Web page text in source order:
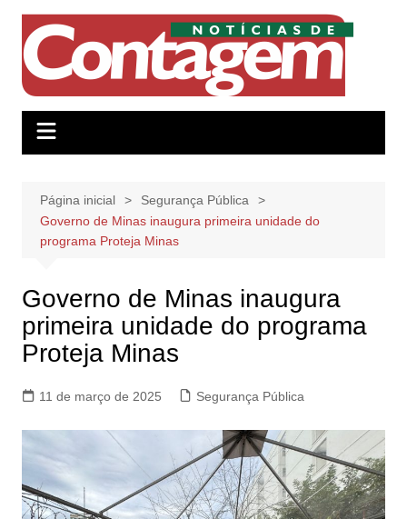
conteúdo
Página inicial
Segurança Pública
Governo de Minas inaugura primeira unidade do
programa Proteja Minas
Governo de Minas inaugura
primeira unidade do programa
Proteja Minas
11 de março de 2025 Segurança Pública